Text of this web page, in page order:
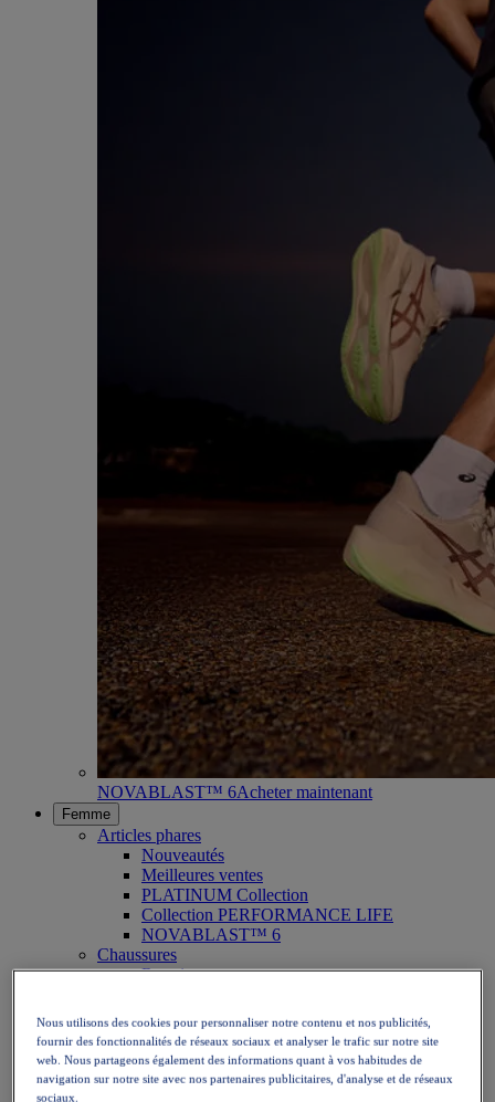
NOVABLAST™ 6Acheter maintenant
Femme
Articles phares
Nouveautés
Meilleures ventes
PLATINUM Collection
Collection PERFORMANCE LIFE
NOVABLAST™ 6
Chaussures
Running
Tennis
Volley
Handball
Padel
Nous utilisons des cookies pour personnaliser notre contenu et nos publicités,
fournir des fonctionnalités de réseaux sociaux et analyser le trafic sur notre site
web. Nous partageons également des informations quant à vos habitudes de
navigation sur notre site avec nos partenaires publicitaires, d'analyse et de réseaux
sociaux.